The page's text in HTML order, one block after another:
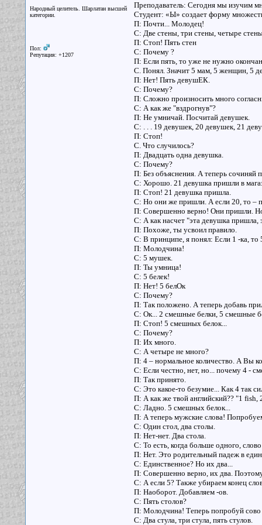
Народный целитель. Шарлатан высшей
категории.
Пол:
Репутация: +1207
Преподаватель: Сегодня мы изучим
Студент: «Ы» создает форму
П: Почти... Молодец!
С: Две стены, три стены, четыре
П: Стоп! Пять стен
С: Почему ?
П: Если пять, то уже не нужно
С. Понял. Значит 5 мам, 5 женщин, 5
П: Нет! Пять девушЕК.
С: Почему?
П: Сложно произносить много
С: А как же "вздрогнув"?
П: Не умничай. Посчитай девушек.
С: . . . 19 девушек, 20 девушек, 21
П: Стоп!
С. Что случилось?
П: Двадцать одна девушка.
С: Почему?
П: Без объяснения. А теперь сочиняй
С: Хорошо. 21 девушка пришли в
П: Стоп! 21 девушка пришла.
С: Но они же пришли. А если 20, то –
П: Совершенно верно! Они пришли.
С: А как насчет "эта девушка
П: Похоже, ты усвоил правило.
С: В принципе, я понял: Если 1 -ка, то
П: Молодчина!
С: 5 мушек.
П: Ты умница!
С: 5 белек!
П: Нет! 5 белОк
С: Почему?
П: Так положено. А теперь добавь
С: Ок... 2 смешные белки, 5 смешные
П: Стоп! 5 смешных белок...
С: Почему?
П: Их много.
С: А четыре не много?
П: 4 – нормальное количество. А Вы
С: Если честно, нет, но... почему 4 -
П: Так принято.
С: Это какое-то безумие... Как 4 так
П: А как же твой английский?? "1 fish,
С: Ладно. 5 смешных белок...
П: А теперь мужские слова!
С: Один стол, два столы.
П: Нет-нет. Два стола.
С: То есть, когда больше одного,
П: Нет. Это родительный падеж в
С: Единственное? Но их два...
П: Совершенно верно, их два.
С: А если 5? Также убираем конец
П: Наоборот. Добавляем -ов.
С: Пять столов?
П: Молодчина! Теперь попробуй сово
С: Два стула, три стула, пять стулов.